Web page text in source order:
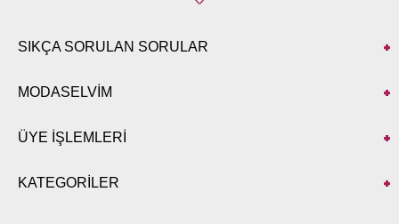
SIKÇA SORULAN SORULAR
MODASELVİM
ÜYE İŞLEMLERİ
KATEGORİLER